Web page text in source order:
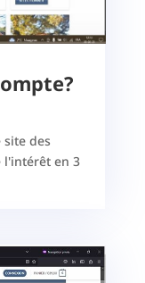
des
l'intérêt en 3